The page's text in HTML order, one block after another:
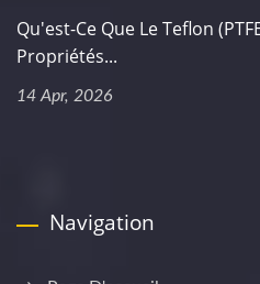
Qu'est-Ce Que Le Teflon
Propriétés...
14 Apr, 2026
Navigation